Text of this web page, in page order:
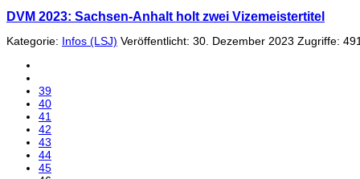
DVM 2023: Sachsen-Anhalt holt zwei Vizemeistertitel
Kategorie: Infos (LSJ) Veröffentlicht: 30. Dezember 2023 Zugriffe:
39
40
41
42
43
44
45